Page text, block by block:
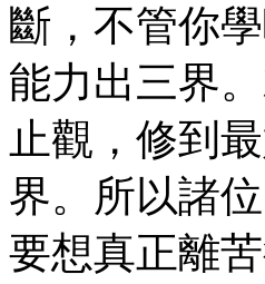
斷，不管你
能力出三界
止觀，修到
界。所以諸
要想真正離